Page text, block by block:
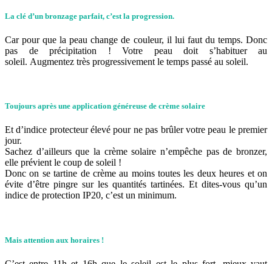
La clé d’un bronzage parfait, c’est la progression.
Car pour que la peau change de couleur, il lui faut du temps. Donc
pas de précipitation ! Votre peau doit s’habituer au
soleil. Augmentez très progressivement le temps passé au soleil.
Toujours après une application généreuse de crème solaire
Et d’indice protecteur élevé pour ne pas brûler votre peau le premier
jour.
Sachez d’ailleurs que la crème solaire n’empêche pas de bronzer,
elle prévient le coup de soleil !
Donc on se tartine de crème au moins toutes les deux heures et on
évite d’être pingre sur les quantités tartinées. Et dites-vous qu’un
indice de protection IP20, c’est un minimum.
Mais attention aux horaires !